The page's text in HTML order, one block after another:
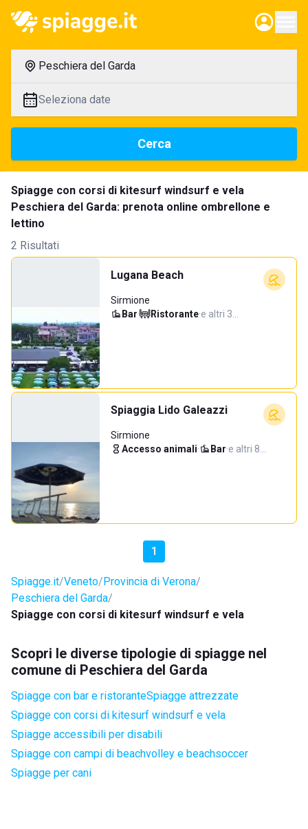
Peschiera del Garda
Seleziona date
Cerca
Spiagge con corsi di kitesurf windsurf e vela
Peschiera del Garda: prenota online ombrellone e
lettino
2 Risultati
Lugana Beach
Sirmione
Bar· Ristorante·e altri 3…
Spiaggia Lido Galeazzi
Sirmione
Accesso animali· Bar·e altri 8…
1
Spiagge.it Veneto Provincia di Verona
Peschiera del Garda
Spiagge con corsi di kitesurf windsurf e vela
Scopri le diverse tipologie di spiagge nel
comune di Peschiera del Garda
Spiagge con bar e ristoranteSpiagge attrezzate
Spiagge con corsi di kitesurf windsurf e vela
Spiagge accessibili per disabili
Spiagge con campi di beachvolley e beachsoccer
Spiagge per cani